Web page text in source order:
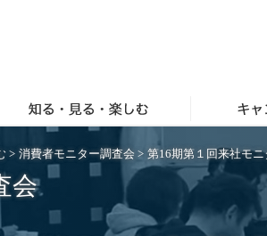
> 消費者モニター調査会 > 第16期第１回来社モ
会